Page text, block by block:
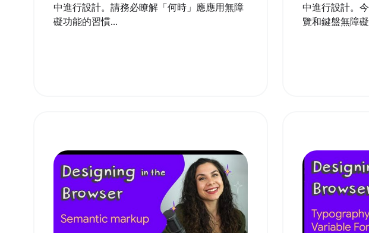
中進行設計。請務必瞭解「何時」應應用無障
礙功能的習慣...
中進行設計。
覽和鍵盤無障